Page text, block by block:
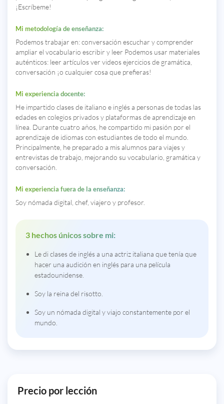
¡Escríbeme!
Mi metodología de enseñanza:
Podemos trabajar en: conversación escuchar y comprender
ampliar el vocabulario escribir y leer Podemos usar materiales
auténticos: leer artículos ver videos ejercicios de gramática,
conversación ¡o cualquier cosa que prefieras!
Mi experiencia docente:
He impartido clases de italiano e inglés a personas de todas las
edades en colegios privados y plataformas de aprendizaje en
línea. Durante cuatro años, he compartido mi pasión por el
aprendizaje de idiomas con estudiantes de todo el mundo.
Principalmente, he preparado a mis alumnos para viajes y
entrevistas de trabajo, mejorando su vocabulario, gramática y
conversación.
Mi experiencia fuera de la enseñanza:
Soy nómada digital, chef, viajero y profesor.
3 hechos únicos sobre mi:
Le di clases de inglés a una actriz italiana que tenía que
hacer una audición en inglés para una película
estadounidense.
Soy la reina del risotto.
Soy un nómada digital y viajo constantemente por el
mundo.
Precio por lección